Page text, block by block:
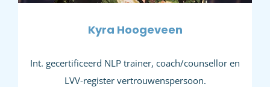
Kyra Hoogeveen
Int. gecertificeerd NLP trainer, coach/counsellor en
LVV-register vertrouwenspersoon.